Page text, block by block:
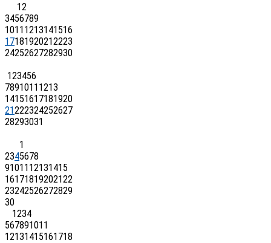
12
3456789
10111213141516
17181920212223
24252627282930
123456
78910111213
14151617181920
21222324252627
28293031
1
2345678
9101112131415
16171819202122
23242526272829
30
1234
567891011
12131415161718